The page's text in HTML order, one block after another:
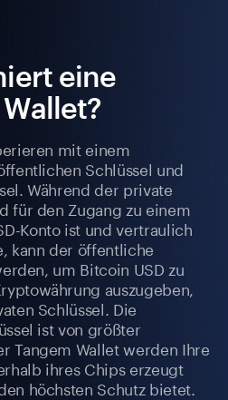
eine
mit einem
Schlüssel und
Während der private
für den Zugang zu einem
Konto ist und vertraulich
kann der öffentliche
um Bitcoin USD zu
auszugeben,
Schlüssel. Die
ist von größter
Tangem Wallet werden Ihre
ihres Chips erzeugt
höchsten Schutz bietet.